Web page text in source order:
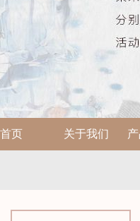
首页 关于我们